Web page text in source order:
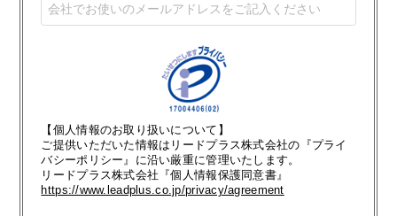
【個人情報のお取り扱いについて】
ご提供いただいた情報はリードプラス株式会社の『プライ
バシーポリシー』に沿い厳重に管理いたします。
リードプラス株式会社『個人情報保護同意書』
https://www.leadplus.co.jp/privacy/agreement